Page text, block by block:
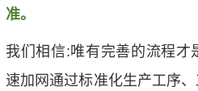
准。
我们相信:唯有完善的流程才
速加网通过标准化生产工序